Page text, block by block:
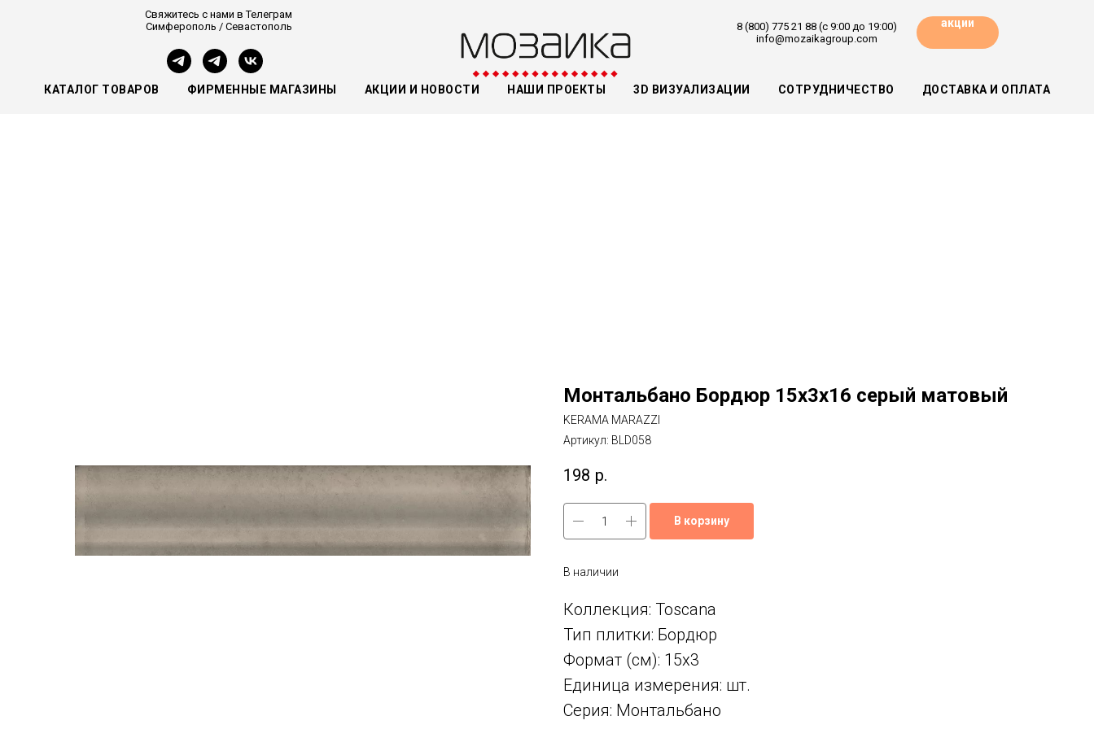
Свяжитесь с нами в Телеграм
Симферополь / Севастополь
8 (800) 775 21 88 (с 9:00 до 19:00)
info@mozaikagroup.com
акции
КАТАЛОГ ТОВАРОВ ФИРМЕННЫЕ МАГАЗИНЫ АКЦИИ И НОВОСТИ НАШИ ПРОЕКТЫ 3D ВИЗУАЛИЗАЦИИ СОТРУДНИЧЕСТВО ДОСТАВКА И ОПЛАТА
Монтальбано Бордюр 15x3x16 серый матовый
KERAMA MARAZZI
Артикул: BLD058
198 р.
В корзину
В наличии
Коллекция: Toscana
Тип плитки: Бордюр
Формат (см): 15x3
Единица измерения: шт.
Серия: Монтальбано